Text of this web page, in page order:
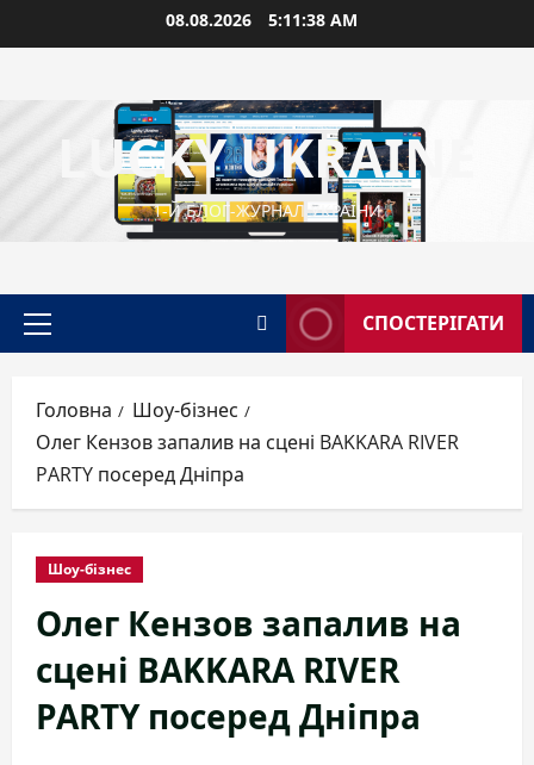
до
08.08.2026 5:11:39 AM
LUCKY UKRAINE
1-Й БЛОГ-ЖУРНАЛ УКРАЇНИ
Головне
СПОСТЕРІГАТИ
Головна
Шоу-бізнес
Олег Кензов запалив на сцені BAKKARA RIVER
PARTY посеред Дніпра
Шоу-бізнес
Олег Кензов запалив на
сцені BAKKARA RIVER
PARTY посеред Дніпра